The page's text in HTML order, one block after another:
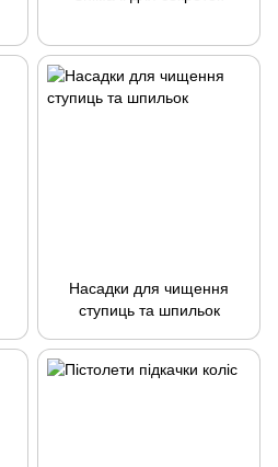
Насадки для чищення
ступиць та шпильок